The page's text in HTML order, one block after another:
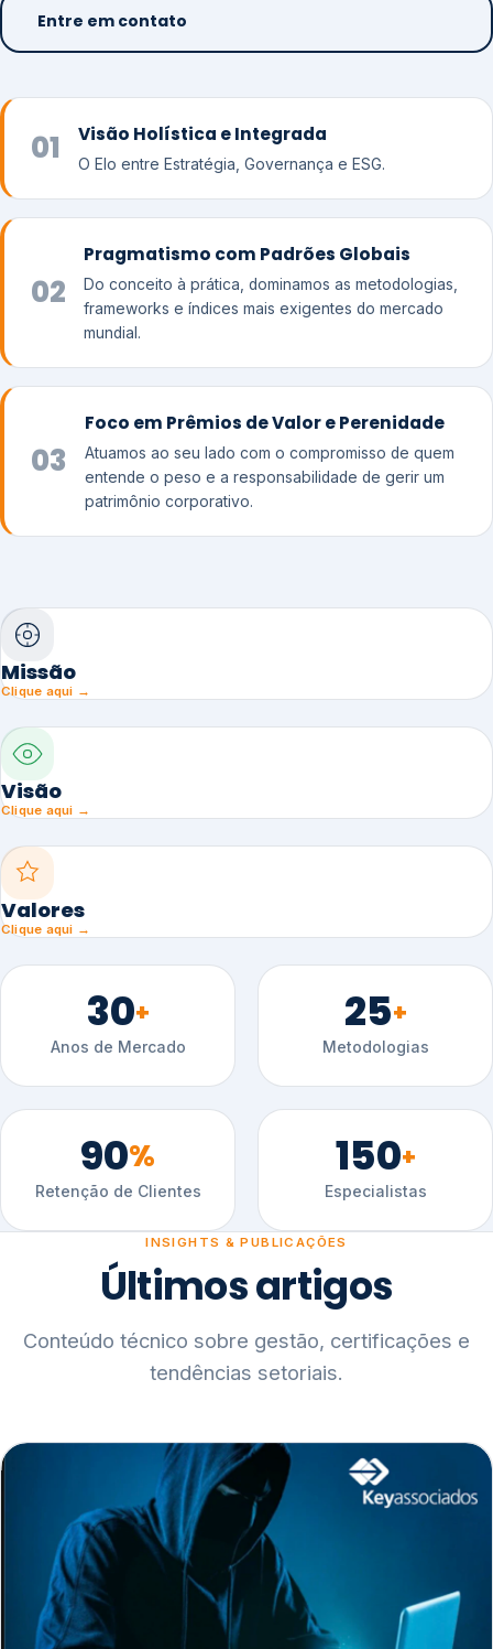
Entre em contato
01 Visão Holística e Integrada
O Elo entre Estratégia, Governança e ESG.
02
Pragmatismo com Padrões Globais
Do conceito à prática, dominamos as metodologias,
frameworks e índices mais exigentes do mercado
mundial.
03
Foco em Prêmios de Valor e Perenidade
Atuamos ao seu lado com o compromisso de quem
entende o peso e a responsabilidade de gerir um
patrimônio corporativo.
Missão
Clique aqui →
Visão
Clique aqui →
Valores
Clique aqui →
30+
Anos de Mercado
25+
Metodologias
90%
Retenção de Clientes
150+
Especialistas
INSIGHTS & PUBLICAÇÕES
Últimos artigos
Conteúdo técnico sobre gestão, certificações e
tendências setoriais.